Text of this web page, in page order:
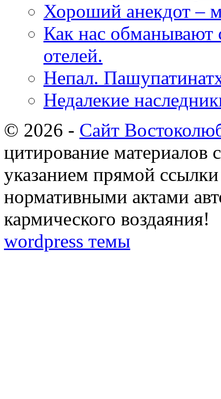
Хороший анекдот –
Как нас
отелей.
Непал.
Недалекие
© 2026 - Сайт
цитирование материалов
указанием прямой
нормативными актами
кармического воздаяния!
wordpress темы